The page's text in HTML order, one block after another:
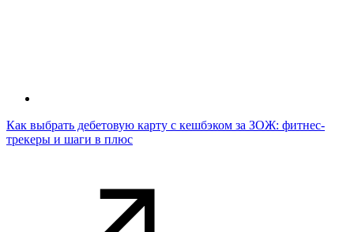
Как выбрать дебетовую карту с кешбэком за ЗОЖ: фитнес-
трекеры и шаги в плюс